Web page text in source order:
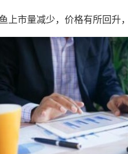
上市量减少，价格有所回升